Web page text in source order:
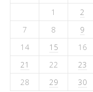
1
2
7
8 9
14
15 16
21
22 23
28
29 30